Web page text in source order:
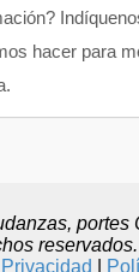
hacer para
portes
reservados.